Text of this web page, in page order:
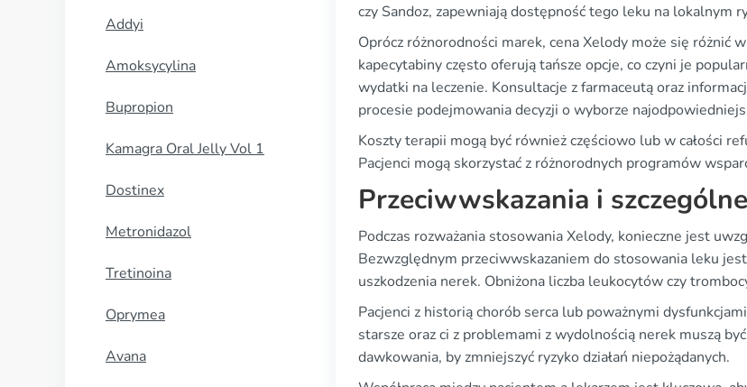
Addyi
Amoksycylina
Bupropion
Kamagra Oral Jelly Vol 1
Dostinex
Metronidazol
Tretinoina
Oprymea
Avana
czy Sandoz, zapewniają dostępność tego leku na lokalnym
Oprócz różnorodności marek, cena Xelody może się różnić
kapecytabiny często oferują tańsze opcje, co czyni je
wydatki na leczenie. Konsultacje z farmaceutą oraz
procesie podejmowania decyzji o wyborze
Koszty terapii mogą być również częściowo lub w całości
Pacjenci mogą skorzystać z różnorodnych programów
Przeciwwskazania i
Podczas rozważania stosowania Xelody, konieczne jest
Bezwzględnym przeciwwskazaniem do stosowania leku
uszkodzenia nerek. Obniżona liczba leukocytów czy
Pacjenci z historią chorób serca lub poważnymi
starsze oraz ci z problemami z wydolnością nerek muszą
dawkowania, by zmniejszyć ryzyko działań niepożądanych.